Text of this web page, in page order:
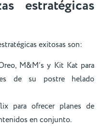
estratégicas
exitosas son:
M&M’s y Kit Kat para
de su postre helado
para ofrecer planes de
en conjunto.